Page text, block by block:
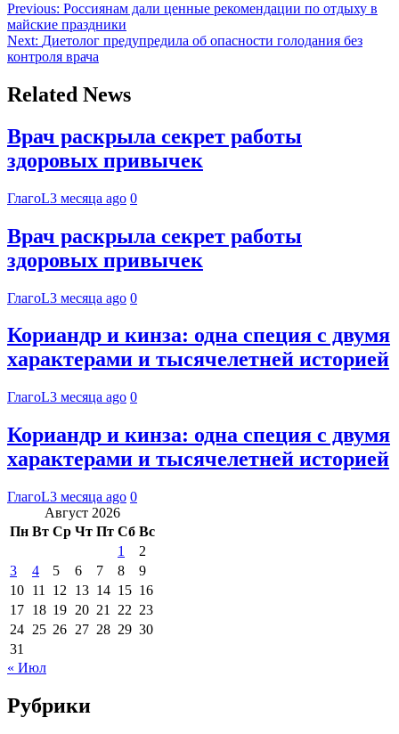
Previous: Россиянам дали ценные рекомендации по отдыху в
майские праздники
Next: Диетолог предупредила об опасности голодания без
контроля врача
Related News
Врач раскрыла секрет работы
здоровых привычек
ГлагоL3 месяца ago 0
Врач раскрыла секрет работы
здоровых привычек
ГлагоL3 месяца ago 0
Кориандр и кинза: одна специя с двумя
характерами и тысячелетней историей
ГлагоL3 месяца ago 0
Кориандр и кинза: одна специя с двумя
характерами и тысячелетней историей
ГлагоL3 месяца ago 0
Август 2026
Пн Вт Ср Чт Пт Сб Вс
1
2
3
4 5 6 7 8
9
10 11 12 13 14 15 16
17 18 19 20 21 22 23
24 25 26 27 28 29 30
31
« Июл
Рубрики